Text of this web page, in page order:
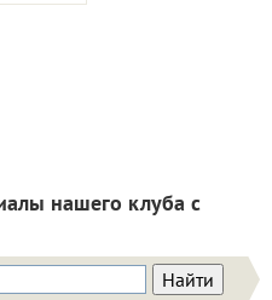
нашего клуба с